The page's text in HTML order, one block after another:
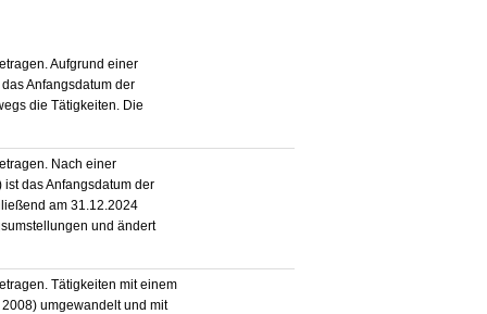
Aufgrund einer
Anfangsdatum der
die Tätigkeiten. Die
Nach einer
das Anfangsdatum der
am 31.12.2024
und ändert
Tätigkeiten mit einem
umgewandelt und mit